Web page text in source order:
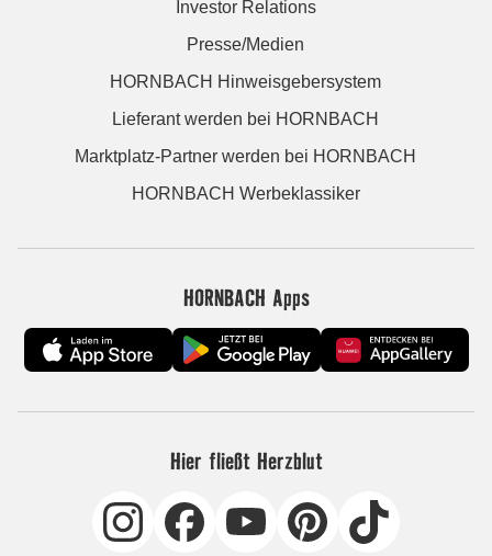
Investor Relations
Presse/Medien
HORNBACH Hinweisgebersystem
Lieferant werden bei HORNBACH
Marktplatz-Partner werden bei HORNBACH
HORNBACH Werbeklassiker
HORNBACH Apps
Hier fließt Herzblut